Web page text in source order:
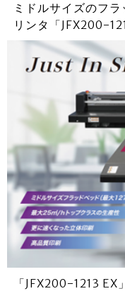
ミドルサイズのフ
リンタ「JFX200-
「JFX200-1213